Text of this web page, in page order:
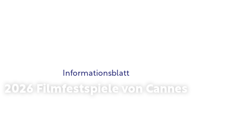
Informationsblatt
2026 Filmfestspiele von Cannes